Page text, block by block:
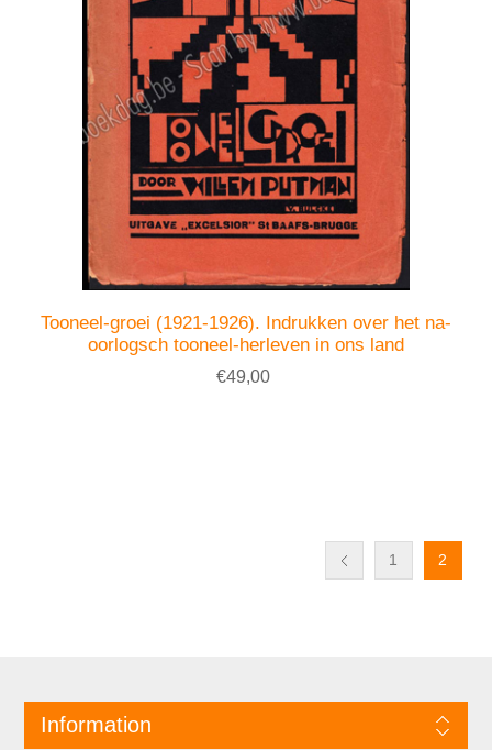
Tooneel-groei (1921-1926). Indrukken over het na-
oorlogsch tooneel-herleven in ons land
€49,00
1 2
Information